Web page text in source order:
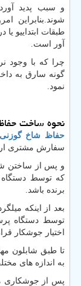
و سبب پدید
شوند.بنابراین
طبقات ابتداییو
آور است.
چرا که با وجود
گونه سارق به
نمود.
نحوه ساخت
حفاظ شاخ گوزنی
سفارش مشتری
و پس از ساختن
که توسط دستگاه
برنده باشد.
بعد از اینکه
توسط دستگاه
اختیار جوشکار
تا طبق شابلون
به اندازه های
پس از جوشکاری